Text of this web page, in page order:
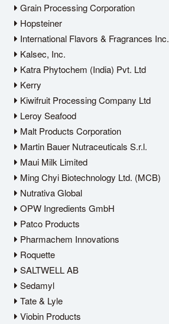
Grain Processing Corporation
Hopsteiner
International Flavors & Fragrances Inc.
Kalsec, Inc.
Katra Phytochem (India) Pvt. Ltd
Kerry
Kiwifruit Processing Company Ltd
Leroy Seafood
Malt Products Corporation
Martin Bauer Nutraceuticals S.r.l.
Maui Milk Limited
Ming Chyi Biotechnology Ltd. (MCB)
Nutrativa Global
OPW Ingredients GmbH
Patco Products
Pharmachem Innovations
Roquette
SALTWELL AB
Sedamyl
Tate & Lyle
Viobin Products